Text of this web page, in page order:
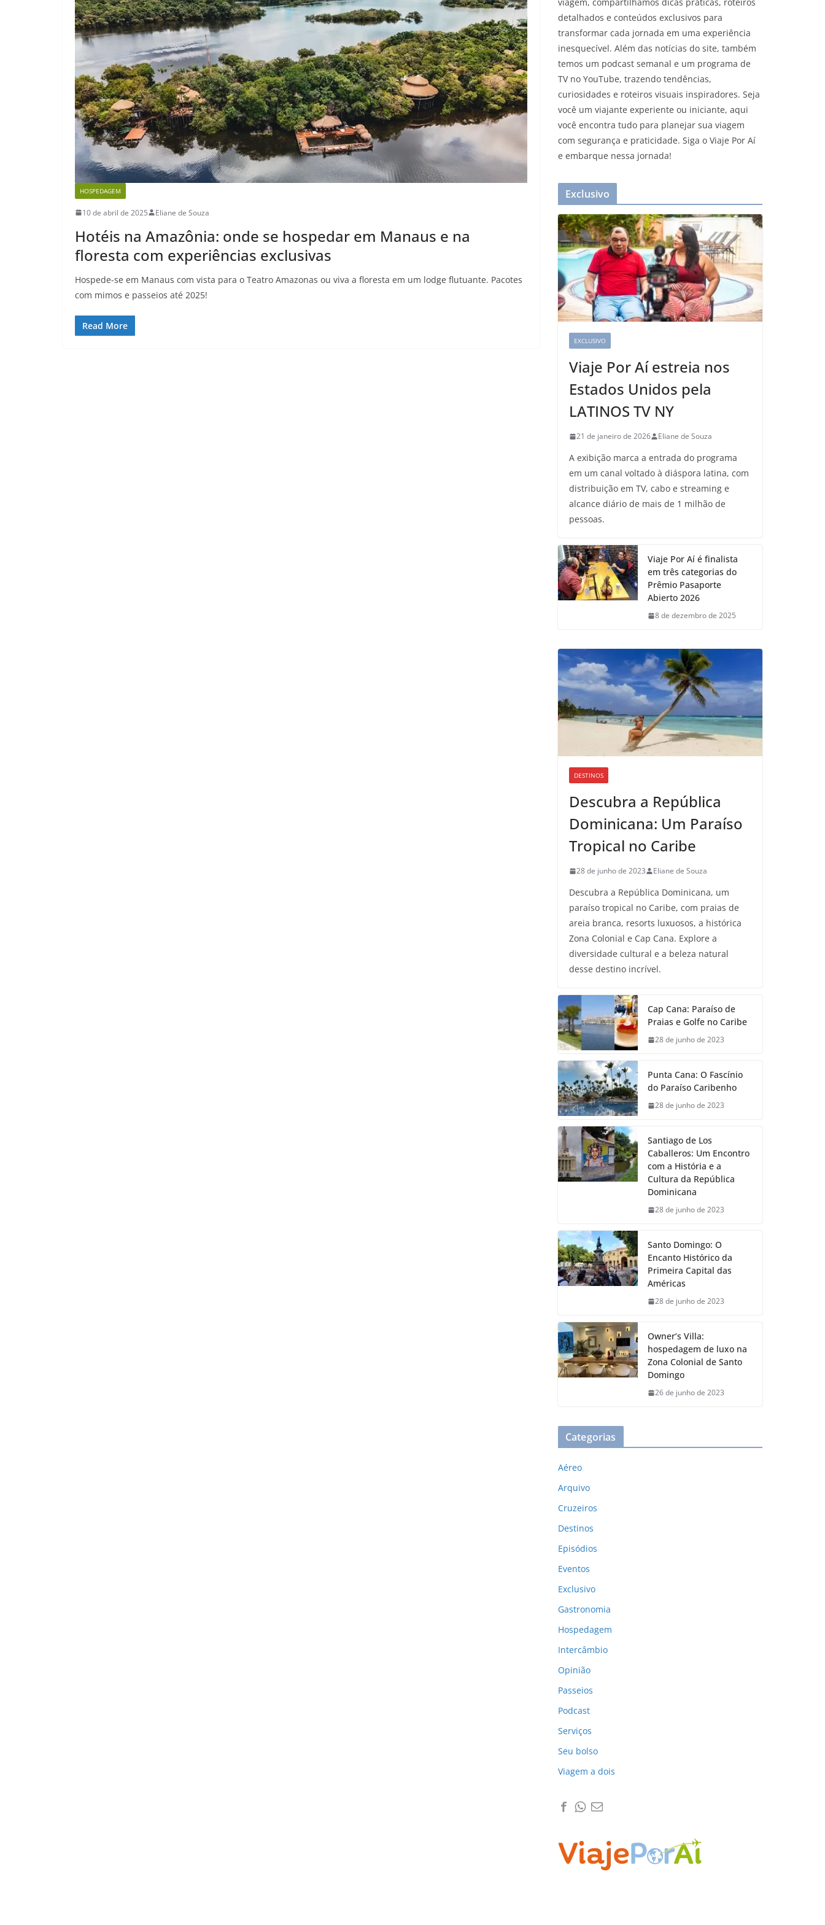
HOSPEDAGEM
10 de abril de 2025 Eliane de Souza
Hotéis na Amazônia: onde se hospedar em Manaus e na
floresta com experiências exclusivas
Hospede-se em Manaus com vista para o Teatro Amazonas ou viva a floresta em um lodge flutuante. Pacotes
com mimos e passeios até 2025!
Read More
detalhados e conteúdos exclusivos para
transformar cada jornada em uma experiência
inesquecível. Além das notícias do site, também
temos um podcast semanal e um programa de
TV no YouTube, trazendo tendências,
curiosidades e roteiros visuais inspiradores. Seja
você um viajante experiente ou iniciante, aqui
você encontra tudo para planejar sua viagem
com segurança e praticidade. Siga o Viaje Por Aí
e embarque nessa jornada!
Exclusivo
EXCLUSIVO
Viaje Por Aí estreia nos
Estados Unidos pela
LATINOS TV NY
21 de janeiro de 2026 Eliane de Souza
A exibição marca a entrada do programa
em um canal voltado à diáspora latina, com
distribuição em TV, cabo e streaming e
alcance diário de mais de 1 milhão de
pessoas.
Viaje Por Aí é finalista
em três categorias do
Prêmio Pasaporte
Abierto 2026
8 de dezembro de 2025
DESTINOS
Descubra a República
Dominicana: Um Paraíso
Tropical no Caribe
28 de junho de 2023 Eliane de Souza
Descubra a República Dominicana, um
paraíso tropical no Caribe, com praias de
areia branca, resorts luxuosos, a histórica
Zona Colonial e Cap Cana. Explore a
diversidade cultural e a beleza natural
desse destino incrível.
Cap Cana: Paraíso de
Praias e Golfe no Caribe
28 de junho de 2023
Punta Cana: O Fascínio
do Paraíso Caribenho
28 de junho de 2023
Santiago de Los
Caballeros: Um Encontro
com a História e a
Cultura da República
Dominicana
28 de junho de 2023
Santo Domingo: O
Encanto Histórico da
Primeira Capital das
Américas
28 de junho de 2023
Owner’s Villa:
hospedagem de luxo na
Zona Colonial de Santo
Domingo
26 de junho de 2023
Categorias
Aéreo
Arquivo
Cruzeiros
Destinos
Episódios
Eventos
Exclusivo
Gastronomia
Hospedagem
Intercâmbio
Opinião
Passeios
Podcast
Serviços
Seu bolso
Viagem a dois